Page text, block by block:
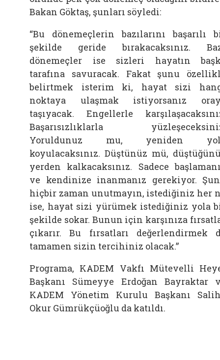
Bakan Göktaş, şunları söyledi:
“Bu dönemeçlerin bazılarını başarılı
şekilde geride bırakacaksınız.
dönemeçler ise sizleri hayatın
tarafına savuracak. Fakat şunu
belirtmek isterim ki, hayat sizi
noktaya ulaşmak istiyorsanız
taşıyacak. Engellerle
Başarısızlıklarla
Yoruldunuz mu, yeniden
koyulacaksınız. Düştünüz mü,
yerden kalkacaksınız. Sadece
ve kendinize inanmanız gerekiyor.
hiçbir zaman unutmayın, istediğiniz her
ise, hayat sizi yürümek istediğiniz yola
şekilde sokar. Bunun için karşınıza
çıkarır. Bu fırsatları değerlendirmek
tamamen sizin tercihiniz olacak.”
Programa, KADEM Vakfı Mütevelli
Başkanı Sümeyye Erdoğan Bayraktar
KADEM Yönetim Kurulu Başkanı
Okur Gümrükçüoğlu da katıldı.